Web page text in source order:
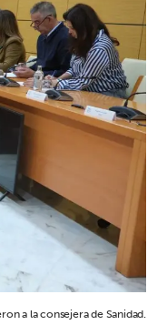
a la consejera de Sanidad.